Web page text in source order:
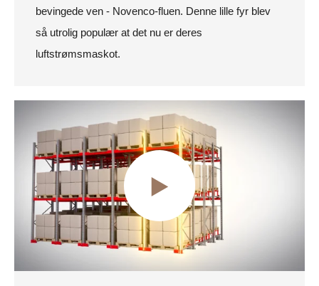
bevingede ven - Novenco-fluen. Denne lille fyr blev
så utrolig populær at det nu er deres
luftstrømsmaskot.